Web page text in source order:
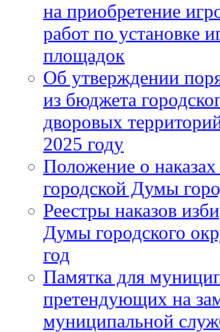
на приобретение
работ по установке
площадок
Об утверждении
из бюджета
дворовых
2025 году
Положение о
городской Думы
Реестры наказов
Думы городского
год
Памятка для
претендующих на
муниципальной